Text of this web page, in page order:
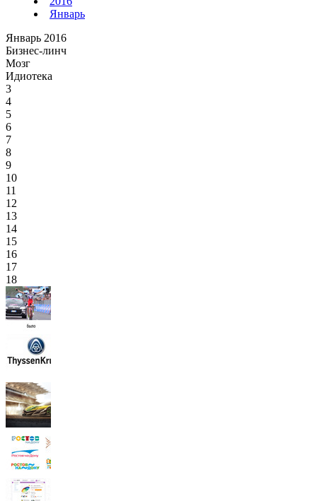
Январь
Январь 2016
Бизнес-линч
Мозг
Идиотека
3
4
5
6
7
8
9
10
11
12
13
14
15
16
17
18